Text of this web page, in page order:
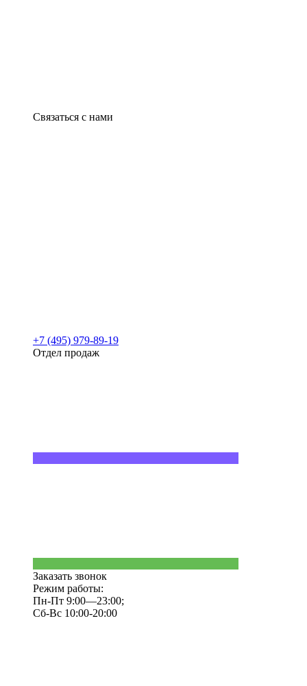
Связаться с нами
+7 (495) 979-89-19
Отдел продаж
Заказать звонок
Режим работы:
Пн-Пт 9:00—23:00;
Сб-Вс 10:00-20:00